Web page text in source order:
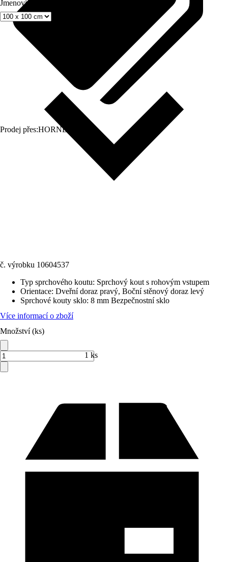
Prodej přes:HORNBACH
Jmenovitý rozměr v cm
č. výrobku 10604537
Typ sprchového koutu: Sprchový kout s rohovým vstupem
Orientace: Dveřní doraz pravý, Boční stěnový doraz levý
Sprchové kouty sklo: 8 mm Bezpečnostní sklo
Více informací o zboží
Množství (ks)
1 ks